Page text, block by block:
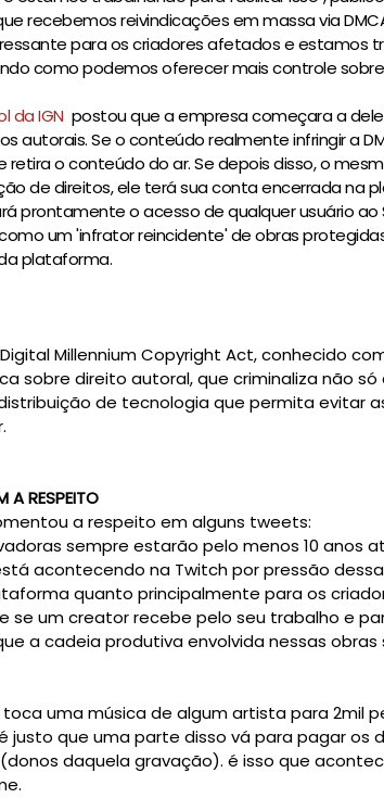
recebemos reivindicações em massa via
para os criadores afetados e estamos
como podemos oferecer mais controle sobre
da IGN postou que a empresa começara a
autorais. Se o conteúdo realmente infringir a
retira o conteúdo do ar. Se depois disso, o
de direitos, ele terá sua conta encerrada na
prontamente o acesso de qualquer usuário ao
um 'infrator reincidente' de obras
plataforma.
Millennium Copyright Act, conhecido
sobre direito autoral, que criminaliza não
de tecnologia que permita evitar
A RESPEITO
a respeito em alguns tweets:
sempre estarão pelo menos 10 anos
acontecendo na Twitch por pressão
quanto principalmente para os
se um creator recebe pelo seu trabalho e
a cadeia produtiva envolvida nessas
uma música de algum artista para 2mil
justo que uma parte disso vá para pagar os
daquela gravação). é isso que